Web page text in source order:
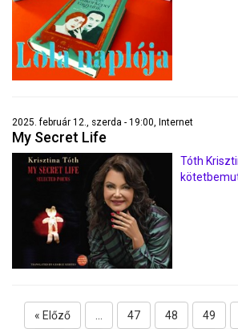
2025. február 12., szerda - 19:00, Internet
My Secret Life
Tóth
« Előző 47 48 49